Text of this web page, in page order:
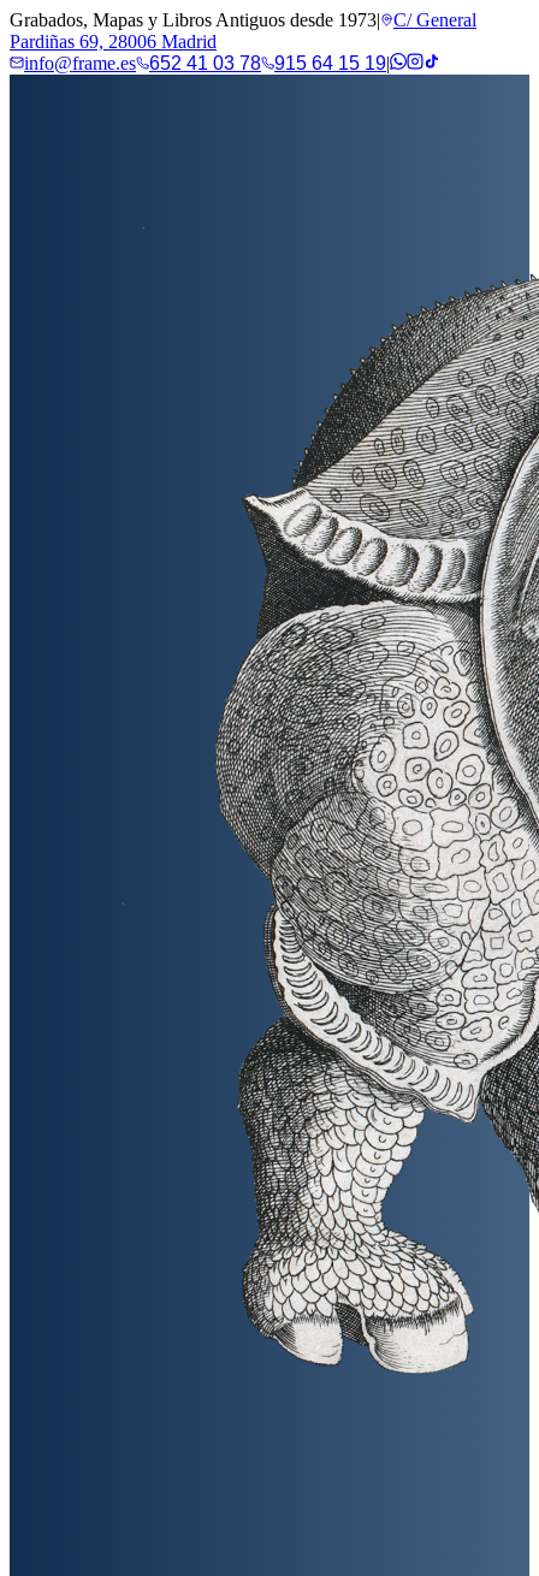
Grabados, Mapas y Libros Antiguos desde 1973|
C/ General
Pardiñas 69, 28006 Madrid
info@frame.es
652 41 03 78 915 64 15 19|